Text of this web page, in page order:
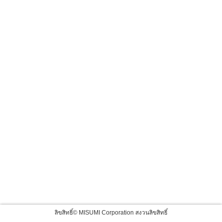
ลิขสิทธิ์© MISUMI Corporation สงวนลิขสิทธิ์